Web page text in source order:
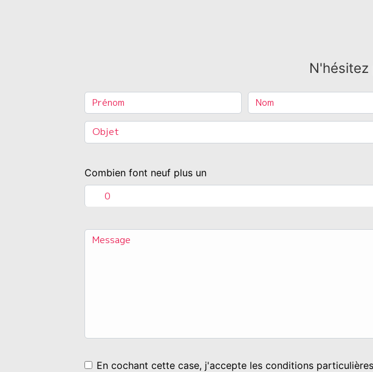
Combien font neuf plus un
En cochant cette case, j'accepte les conditions